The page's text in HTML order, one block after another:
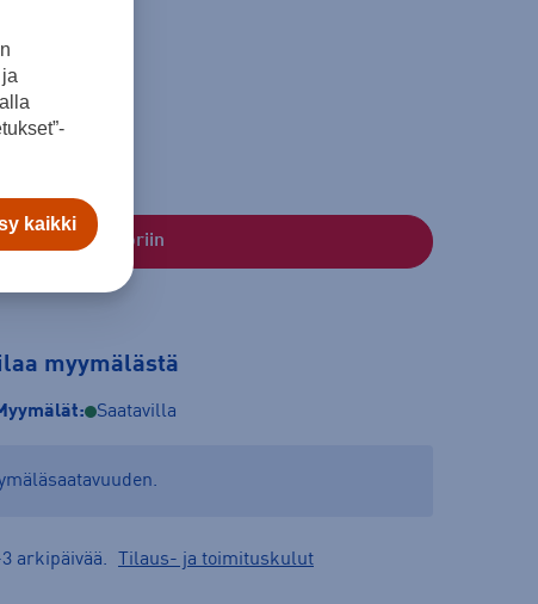
Lisää ostoskoriin
myymälästä
Saatavilla
arkipäivää. Tilaus- ja toimituskulut
kaikki